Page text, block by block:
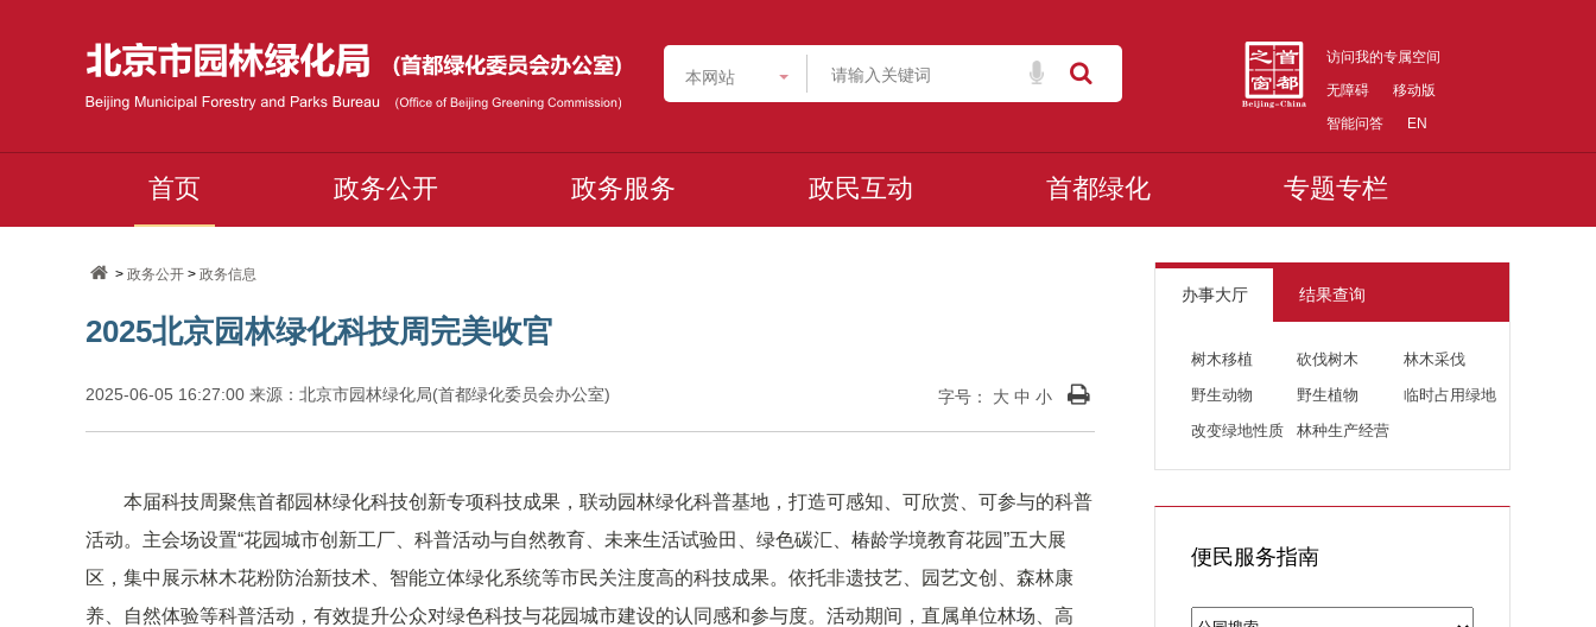
本网站
访问我的专属空间
无障碍
移动版
智能问答
EN
首页 政务公开 政务服务 政民互动 首都绿化 专题专栏
>政务公开 >政务信息
2025北京园林绿化科技周完美收官
字号： 大 中 小
2025-06-05 16:27:00 来源：北京市园林绿化局(首都绿化委员会办公室)
本届科技周聚焦首都园林绿化科技创新专项科技成果，联动园林绿化科普基地，打造可感知、可欣赏、可参与的科普
活动。主会场设置“花园城市创新工厂、科普活动与自然教育、未来生活试验田、绿色碳汇、椿龄学境教育花园”五大展
区，集中展示林木花粉防治新技术、智能立体绿化系统等市民关注度高的科技成果。依托非遗技艺、园艺文创、森林康
养、自然体验等科普活动，有效提升公众对绿色科技与花园城市建设的认同感和参与度。活动期间，直属单位林场、高
办事大厅 结果查询
树木移植 砍伐树木
林木采伐
野生动物
野生植物
临时占用绿地
改变绿地性质
林种生产经营
便民服务指南